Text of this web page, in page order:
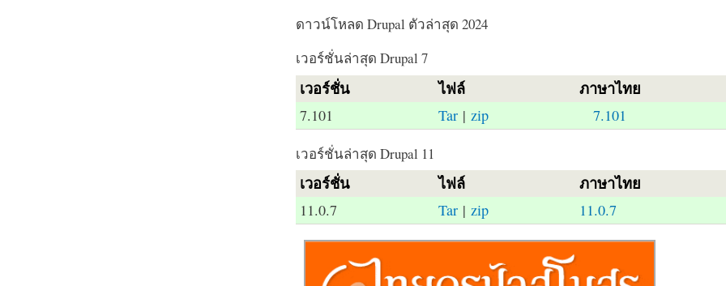
ดาวน์โหลด Drupal ตัวล่าสุด 2024
เวอร์ชั่นล่าสุด Drupal 7
เวอร์ชั่น ไฟล์ ภาษาไทย
7.101 Tar| zip 7.101
เวอร์ชั่นล่าสุด Drupal 11
เวอร์ชั่น ไฟล์ ภาษาไทย
11.0.7 Tar| zip 11.0.7